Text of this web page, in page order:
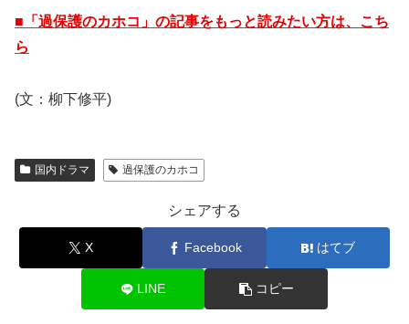
■「過保護のカホコ」の記事をもっと読みたい方は、こち
ら
(文：柳下修平)
国内ドラマ 過保護のカホコ
シェアする
X Facebook はてブ
LINE コピー